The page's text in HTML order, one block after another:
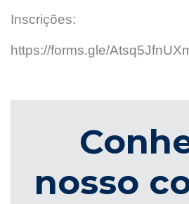
Inscrições:
https://forms.gle/
nosso